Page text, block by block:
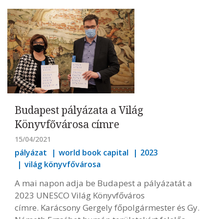
Budapest pályázata a Világ
Könyvfővárosa címre
15/04/2021
pályázat world book capital
2023
világ könyvfővárosa
A mai napon adja be Budapest a pályázatát a
2023 UNESCO Világ Könyvfőváros
címre. Karácsony Gergely főpolgármester és Gy.